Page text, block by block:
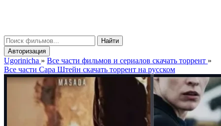
Найти
Авторизация
Ugorinicha » Все части фильмов и сериалов скачать торрент »
Все части Сара Штейн скачать торрент на русском